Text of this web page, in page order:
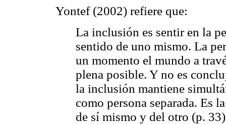
Yontef (2002) refiere que:
La inclusión es sentir en la
sentido de uno mismo. La
un momento el mundo a
plena posible. Y no es
la inclusión mantiene
como persona separada. Es
de sí mismo y del otro (p.